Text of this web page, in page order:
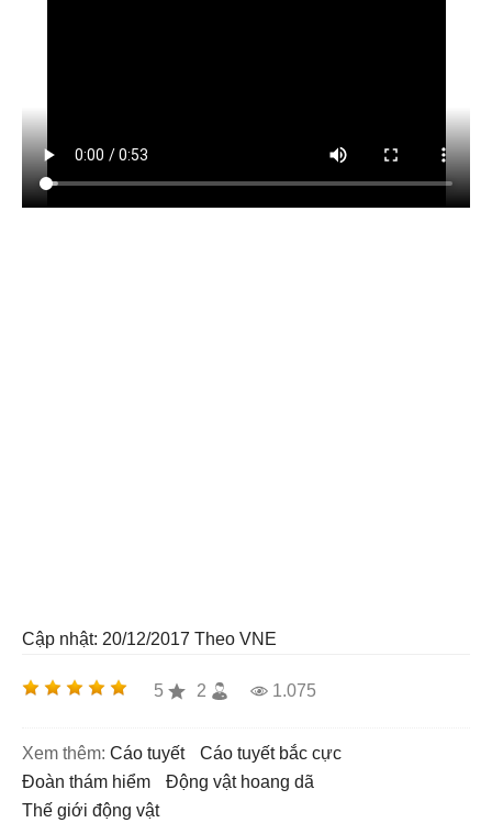
Cập nhật: 20/12/2017 Theo VNE
5 2 1.075
Xem thêm: cáo tuyết
cáo tuyết bắc cực
đoàn thám hiểm
động vật hoang dã
thế giới động vật